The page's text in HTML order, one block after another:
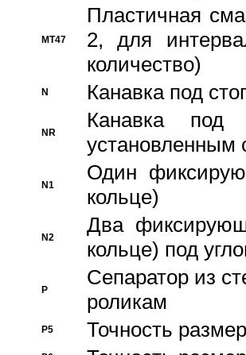
MT47
Пластичная
2, для
количество)
N Канавка под
NR
Канавка
установленным
N1
Один
кольце)
N2
Два
кольце) под
P
Cепаратор из
роликам
P5 Точность